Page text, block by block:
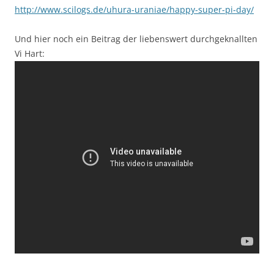
http://www.scilogs.de/uhura-uraniae/happy-super-pi-day/
Und hier noch ein Beitrag der liebenswert durchgeknallten
Vi Hart: